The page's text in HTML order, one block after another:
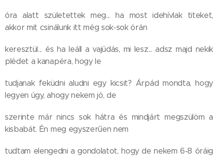
óra alatt születettek meg... ha most idehívlak titeket,
akkor mit csinálunk itt még sok-sok órán
keresztül... és ha leáll a vajúdás, mi lesz... adsz majd nekik
plédet a kanapéra, hogy le
tudjanak feküdni aludni egy kicsit? Árpád mondta, hogy
legyen úgy, ahogy nekem jó, de
szerinte már nincs sok hátra és mindjárt megszülöm a
kisbabát. Én meg egyszerűen nem
tudtam elengedni a gondolatot, hogy de nekem 6-8 óráig